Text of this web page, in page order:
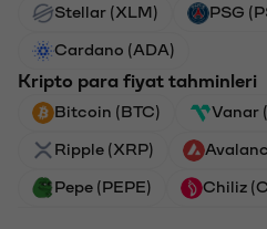
Stellar (XLM) PSG
Cardano (ADA)
Kripto para fiyat tahminleri
Bitcoin (BTC) Vanar
Ripple (XRP)
Pepe (PEPE) Chiliz